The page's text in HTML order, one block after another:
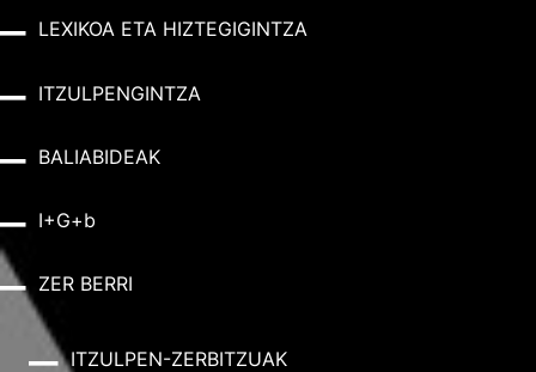
LEXIKOA ETA HIZTEGIGINTZA
ITZULPENGINTZA
BALIABIDEAK
I+G+b
ZER BERRI
ITZULPEN-ZERBITZUAK